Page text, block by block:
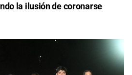
la ilusión de coronarse